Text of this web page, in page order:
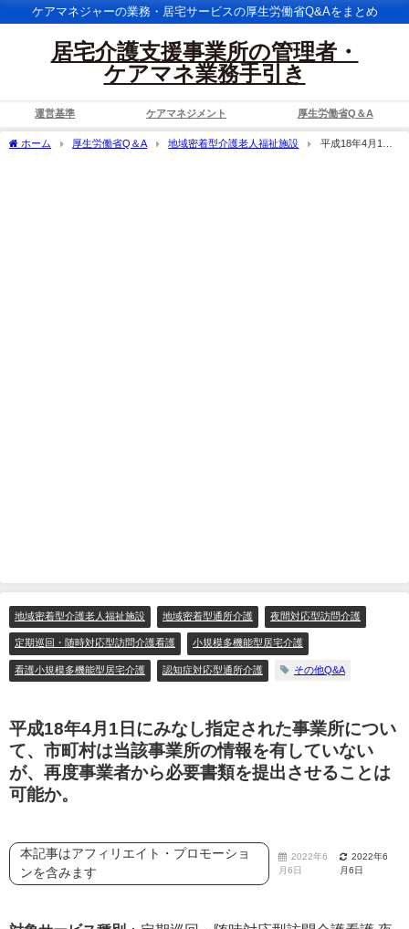
ケアマネジャーの業務・居宅サービスの厚生労働省Q&Aをまとめ
居宅介護支援事業所の管理者・
ケアマネ業務手引き
運営基準 ケアマネジメント 厚生労働省Q＆A
ホーム 厚生労働省Q＆A 地域密着型介護老人福祉施設
平成18年4月1日
地域密着型介護老人福祉施設 地域密着型通所介護 夜間対応型訪問介護
定期巡回・随時対応型訪問介護看護 小規模多機能型居宅介護
看護小規模多機能型居宅介護 認知症対応型通所介護 その他Q&A
平成18年4月1日にみなし指定された事業所につい
て、市町村は当該事業所の情報を有していない
が、再度事業者から必要書類を提出させることは
可能か。
本記事はアフィリエイト・プロモーショ
ンを含みます
2022年6
月6日
2022年6
月6日